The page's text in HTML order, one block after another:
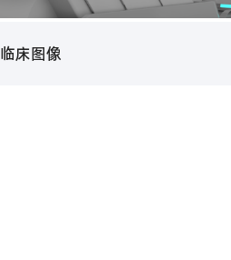
临床图像